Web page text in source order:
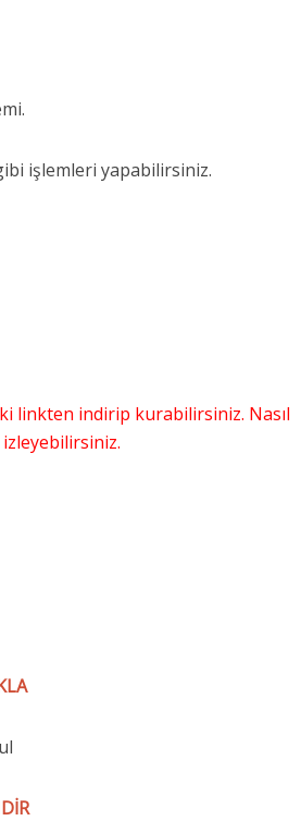
işlemleri yapabilirsiniz.
linkten indirip kurabilirsiniz. Nasıl
izleyebilirsiniz.